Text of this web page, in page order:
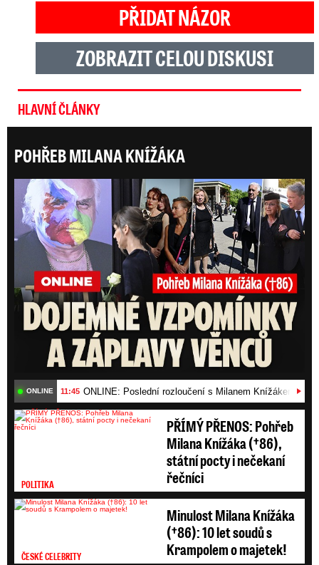
PŘIDAT NÁZOR
ZOBRAZIT CELOU DISKUSI
HLAVNÍ ČLÁNKY
POHŘEB MILANA KNÍŽÁKA
ONLINE 11:45 ONLINE: Poslední rozloučení s Milanem Knížákem
POLITIKA
PŘÍMÝ PŘENOS: Pohřeb
Milana Knížáka (†86),
státní pocty i nečekaní
řečníci
ČESKÉ CELEBRITY
Minulost Milana Knížáka
(†86): 10 let soudů s
Krampolem o majetek!